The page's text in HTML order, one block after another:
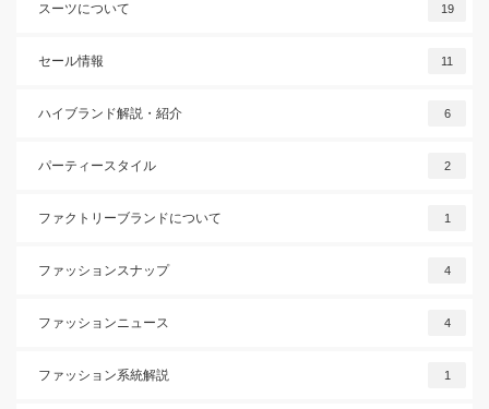
スーツについて 19
セール情報 11
ハイブランド解説・紹介 6
パーティースタイル 2
ファクトリーブランドについて 1
ファッションスナップ 4
ファッションニュース 4
ファッション系統解説 1